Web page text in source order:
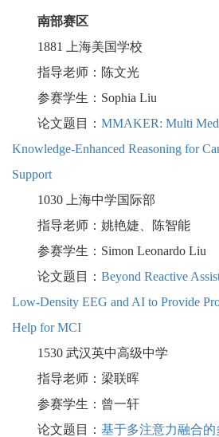
南部赛区
1881
上海美国学校
指导老师：陈文光
参赛学生： Sophia Liu
论文题目： MMAKER: Multi
Knowledge-Enhanced Reasoning for
Support
1030
上海中学国际部
指导老师：姚艳婕、陈智能
参赛学生： Simon Leonardo Liu
论文题目： Beyond Reactive
Low-Density EEG and AI to Provide
Help for MCI
1530 武汉英中高级中学
指导老师：梁联晖
参赛学生：曾一轩
论文题目： 基于多注意力融合